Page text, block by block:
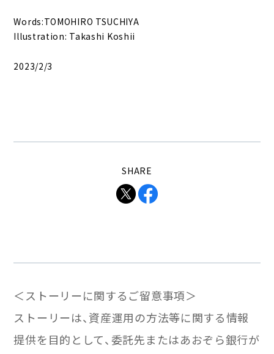
Words:TOMOHIRO TSUCHIYA
Illustration: Takashi Koshii
2023/2/3
SHARE
＜ストーリーに関するご留意事項＞
ストーリーは、資産運用の方法等に関する情報
提供を目的として、委託先またはあおぞら銀行が